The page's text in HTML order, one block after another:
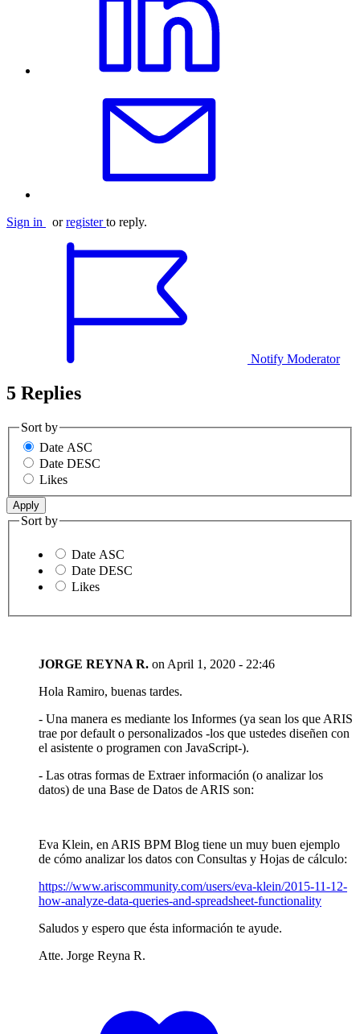
Sign in orregister to reply.
Notify Moderator
5 Replies
Sort by
Date ASC
Date DESC
Likes
Sort by
Date ASC
Date DESC
Likes
JORGE REYNA R. on April 1, 2020 - 22:46
Hola Ramiro, buenas tardes.
- Una manera es mediante los Informes (ya sean los que ARIS
trae por default o personalizados -los que ustedes diseñen con
el asistente o programen con JavaScript-).
- Las otras formas de Extraer información (o analizar los
datos) de una Base de Datos de ARIS son:
Eva Klein, en ARIS BPM Blog tiene un muy buen ejemplo
de cómo analizar los datos con Consultas y Hojas de cálculo:
https://www.ariscommunity.com/users/eva-klein/2015-11-12-
how-analyze-data-queries-and-spreadsheet-functionality
Saludos y espero que ésta información te ayude.
Atte. Jorge Reyna R.